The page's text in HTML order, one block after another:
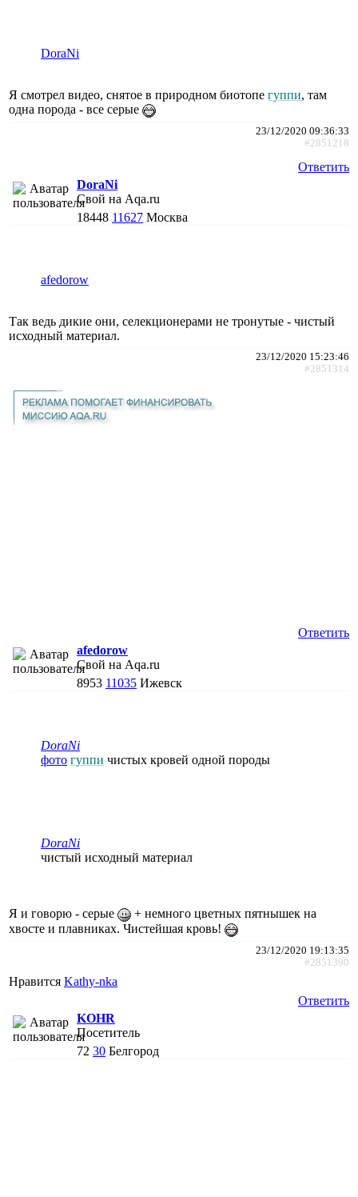
DoraNi
Я смотрел видео, снятое в природном биотопе гуппи, там
одна порода - все серые
23/12/2020 09:36:33
#2851218
Ответить
DoraNi
Свой на Aqa.ru
18448 11627 Москва
afedorow
Так ведь дикие они, селекционерами не тронутые - чистый
исходный материал.
23/12/2020 15:23:46
#2851314
Ответить
afedorow
Свой на Aqa.ru
8953 11035 Ижевск
DoraNi
фото гуппи чистых кровей одной породы
DoraNi
чистый исходный материал
Я и говорю - серые
+ немного цветных пятнышек на
хвосте и плавниках. Чистейшая кровь!
23/12/2020 19:13:35
#2851390
Нравится Kathy-nka
Ответить
KOHR
Посетитель
72 30 Белгород